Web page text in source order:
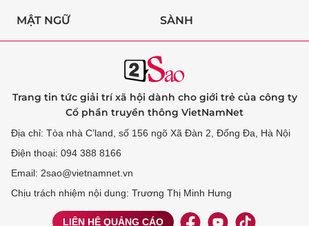
MẬT NGỮ SÀNH
Trang tin tức giải trí xã hội dành cho giới trẻ của công ty
Cổ phần truyền thông VietNamNet
Địa chỉ: Tòa nhà C’land, số 156 ngõ Xã Đàn 2, Đống Đa, Hà Nội
Điện thoại: 094 388 8166
Email: 2sao@vietnamnet.vn
Chịu trách nhiệm nội dung: Trương Thị Minh Hưng
LIÊN HỆ QUẢNG CÁO